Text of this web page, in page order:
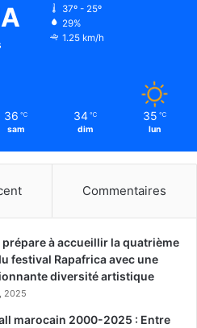
37º - 25º
29%
1.25 km/h
36 ℃
sam
34 ℃
dim
35 ℃
lun
Commentaires
prépare à accueillir la quatrième
festival Rapafrica avec une
diversité artistique
2025
marocain 2000-2025 : Entre